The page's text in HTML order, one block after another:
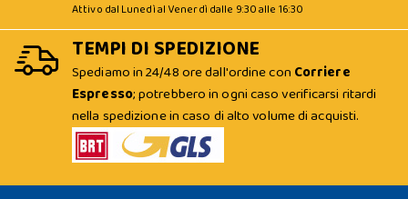
Attivo dal Lunedì al Venerdì dalle 9:30 alle 16:30
TEMPI DI SPEDIZIONE
Spediamo in 24/48 ore dall'ordine con Corriere
Espresso; potrebbero in ogni caso verificarsi ritardi
nella spedizione in caso di alto volume di acquisti.